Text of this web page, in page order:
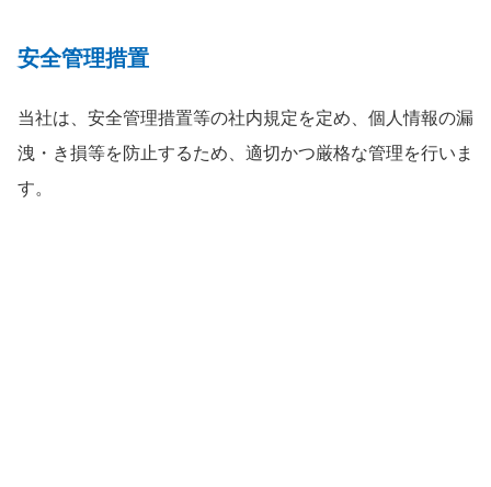
安全管理措置
当社は、安全管理措置等の社内規定を定め、個人情報の漏
洩・き損等を防止するため、適切かつ厳格な管理を行いま
す。